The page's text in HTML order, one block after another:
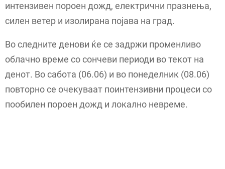
интензивен пороен дожд, електрични празнења,
силен ветер и изолирана појава на град.
Во следните денови ќе се задржи променливо
облачно време со сончеви периоди во текот на
денот. Во сабота (06.06) и во понеделник (08.06)
повторно се очекуваат поинтензивни процеси со
пообилен пороен дожд и локално невреме.